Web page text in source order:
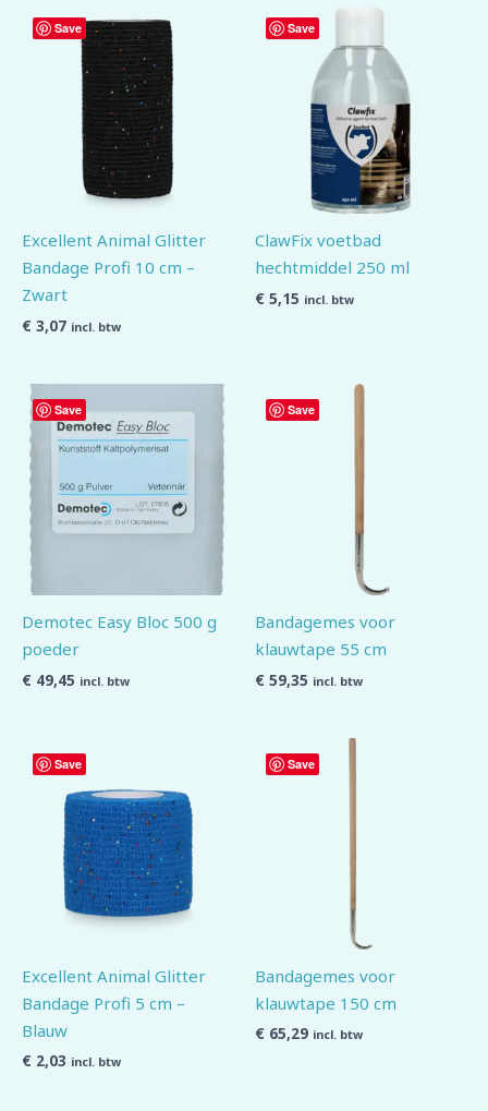
Save
Excellent Animal Glitter
Bandage Profi 10 cm –
Zwart
€ 3,07 incl. btw
Save
ClawFix voetbad
hechtmiddel 250 ml
€ 5,15 incl. btw
Save
Demotec Easy Bloc 500 g
poeder
€ 49,45 incl. btw
Save
Bandagemes voor
klauwtape 55 cm
€ 59,35 incl. btw
Save
Excellent Animal Glitter
Bandage Profi 5 cm –
Blauw
€ 2,03 incl. btw
Save
Bandagemes voor
klauwtape 150 cm
€ 65,29 incl. btw